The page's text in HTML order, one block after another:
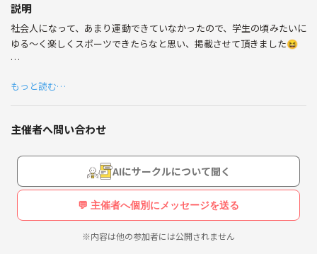
きで、良くスポーツイベントをしています🤩
来たらいいなと思っています✊🏻
説明
社会人になって、あまり運動できていなかったので、学生の頃みたいに
ゆる〜く楽しくスポーツできたらなと思い、掲載させて頂きました😆
●社会人になって、職場と家の往復で楽しみがない
●運動不足
●地方から出てきたから、友達を作りたい
●みんなでワイワイするのが好き
●ストレス発散したい
●リフレッシュしたい
もっと読む…
主催者へ問い合わせ
AIにサークルについて聞く
💬 主催者へ個別にメッセージを送る
※内容は他の参加者には公開されません